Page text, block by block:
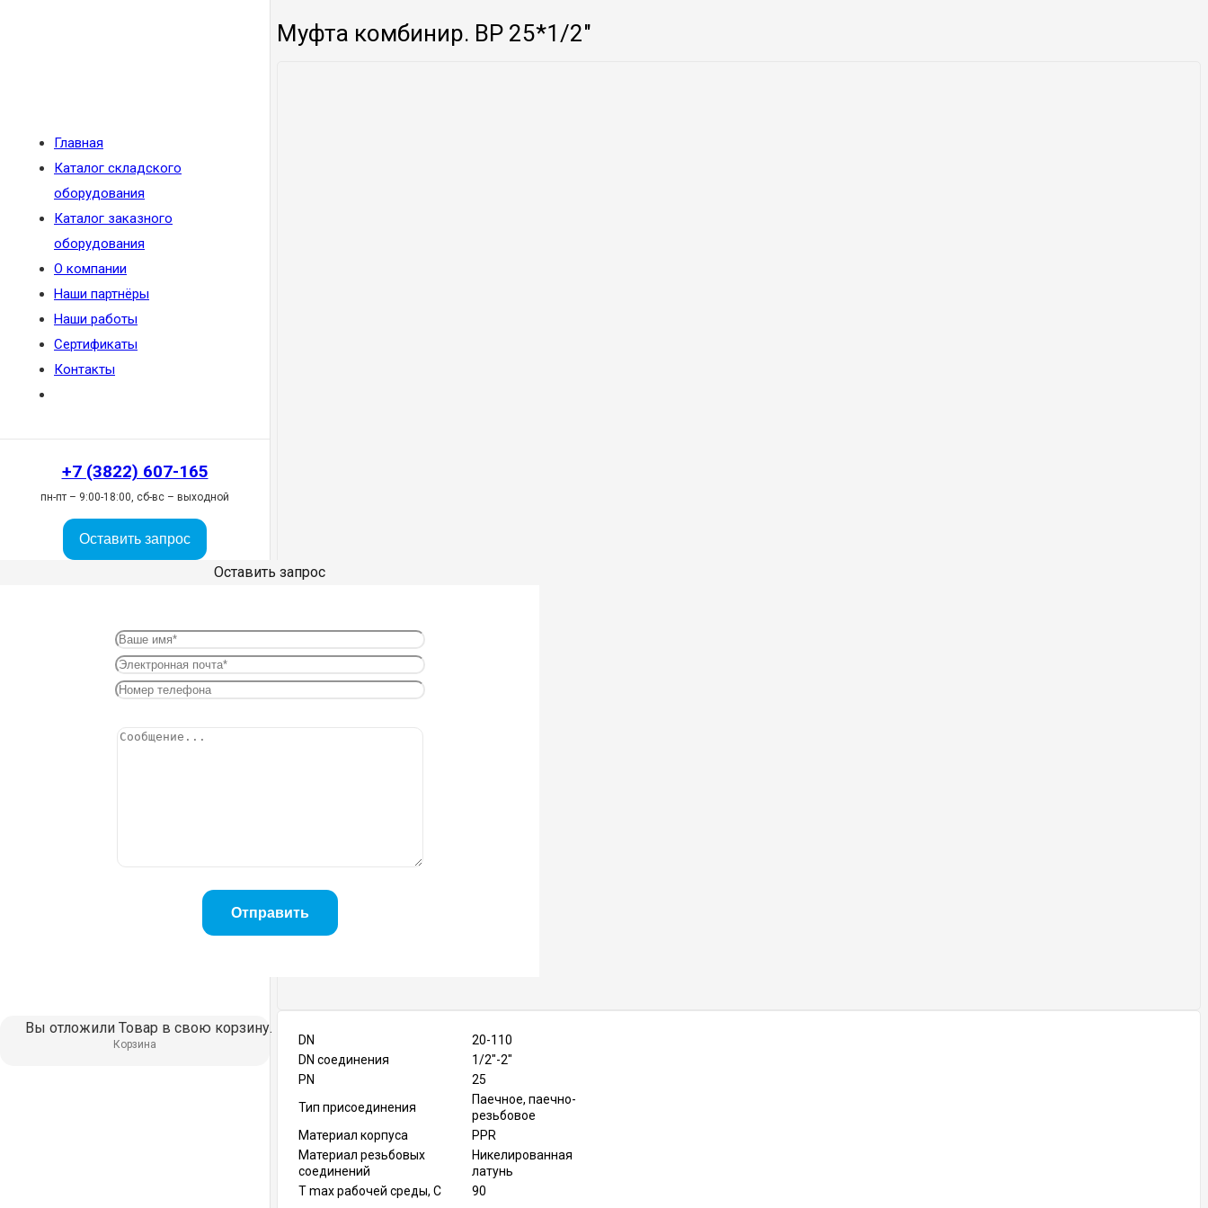
Главная
Каталог складского
оборудования
Каталог заказного
оборудования
О компании
Наши партнёры
Наши работы
Сертификаты
Контакты
+7 (3822) 607-165
пн-пт – 9:00-18:00, сб-вс – выходной
Оставить запрос
Оставить запрос
Вы отложили Товар в свою корзину.
Корзина
Муфта комбинир. ВР 25*1/2″
DN
20-110
DN соединения
1/2″-2″
PN
25
Тип присоединения
Паечное, паечно-
резьбовое
Материал корпуса
PPR
Материал резьбовых
соединений
Никелированная
латунь
T max рабочей среды, С
90